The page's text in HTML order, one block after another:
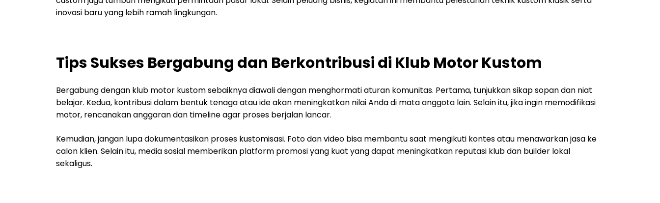
inovasi baru yang lebih ramah lingkungan.
Tips Sukses Bergabung dan Berkontribusi di Klub Motor Kustom
Bergabung dengan klub motor kustom sebaiknya diawali dengan menghormati aturan komunitas. Pertama, tunjukkan sikap sopan dan niat
belajar. Kedua, kontribusi dalam bentuk tenaga atau ide akan meningkatkan nilai Anda di mata anggota lain. Selain itu, jika ingin memodifikasi
motor, rencanakan anggaran dan timeline agar proses berjalan lancar.
Kemudian, jangan lupa dokumentasikan proses kustomisasi. Foto dan video bisa membantu saat mengikuti kontes atau menawarkan jasa ke
calon klien. Selain itu, media sosial memberikan platform promosi yang kuat yang dapat meningkatkan reputasi klub dan builder lokal
sekaligus.